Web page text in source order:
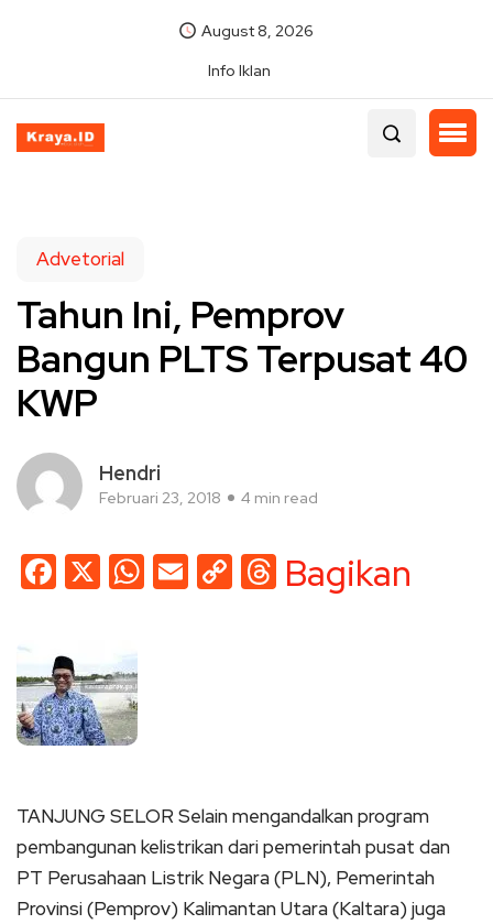
August 8, 2026
Info Iklan
Advetorial
Tahun Ini, Pemprov
Bangun PLTS Terpusat 40
KWP
Hendri
Februari 23, 2018 4 min read
Facebook
X WhatsApp
EmailCopyThreads
Bagikan
TANJUNG SELOR Selain mengandalkan program
pembangunan kelistrikan dari pemerintah pusat dan
PT Perusahaan Listrik Negara (PLN), Pemerintah
Provinsi (Pemprov) Kalimantan Utara (Kaltara) juga